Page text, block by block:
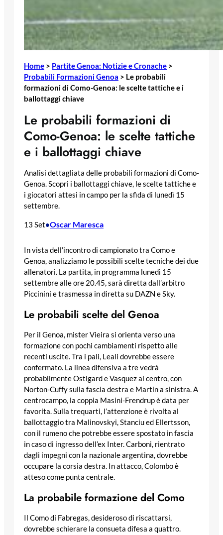
Home > Partite Genoa: Notizie e Cronache >
Probabili Formazioni Genoa > Le probabili
formazioni di Como-Genoa: le scelte tattiche e i
ballottaggi chiave
Le probabili formazioni di
Como-Genoa: le scelte tattiche
e i ballottaggi chiave
Analisi dettagliata delle probabili formazioni di Como-
Genoa. Scopri i ballottaggi chiave, le scelte tattiche e
i giocatori attesi in campo per la sfida di lunedì 15
settembre.
13 Set•Oscar Maresca
In vista dell’incontro di campionato tra Como e
Genoa, analizziamo le possibili scelte tecniche dei due
allenatori. La partita, in programma lunedì 15
settembre alle ore 20.45, sarà diretta dall’arbitro
Piccinini e trasmessa in diretta su DAZN e Sky.
Le probabili scelte del Genoa
Per il Genoa, mister Vieira si orienta verso una
formazione con pochi cambiamenti rispetto alle
recenti uscite. Tra i pali, Leali dovrebbe essere
confermato. La linea difensiva a tre vedrà
probabilmente Ostigard e Vasquez al centro, con
Norton-Cuffy sulla fascia destra e Martin a sinistra. A
centrocampo, la coppia Masini-Frendrup è data per
favorita. Sulla trequarti, l’attenzione è rivolta al
ballottaggio tra Malinovskyi, Stanciu ed Ellertsson,
con il rumeno che potrebbe essere spostato in fascia
in caso di ingresso dell’ex Inter. Carboni, rientrato
dagli impegni con la nazionale argentina, dovrebbe
occupare la corsia destra. In attacco, Colombo è
atteso come punta centrale.
La probabile formazione del Como
Il Como di Fabregas, desideroso di riscattarsi,
dovrebbe schierare la consueta difesa a quattro.